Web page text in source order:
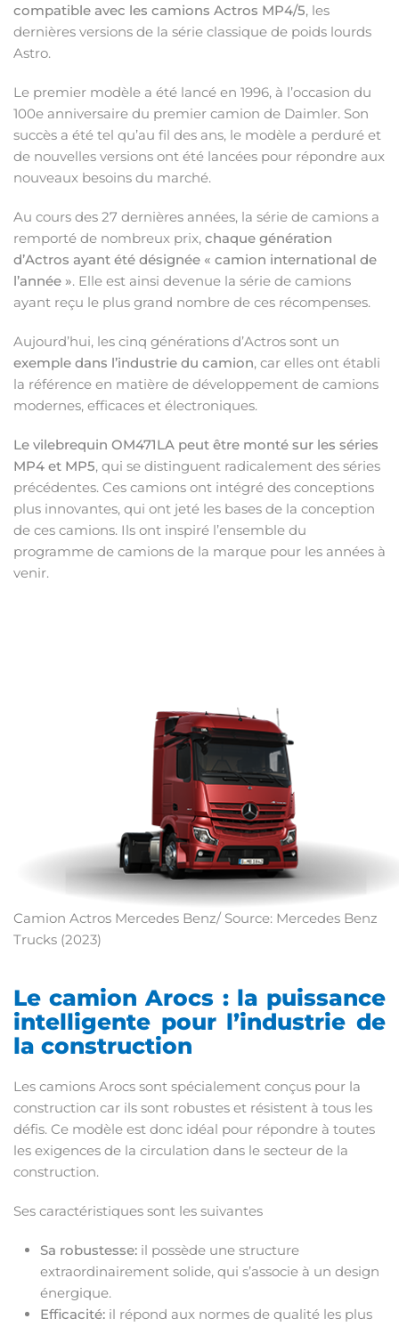
compatible avec les camions Actros MP4/5, les
dernières versions de la série classique de poids lourds
Astro.
Le premier modèle a été lancé en 1996, à l’occasion du
100e anniversaire du premier camion de Daimler. Son
succès a été tel qu’au fil des ans, le modèle a perduré et
de nouvelles versions ont été lancées pour répondre aux
nouveaux besoins du marché.
Au cours des 27 dernières années, la série de camions a
remporté de nombreux prix, chaque génération
d’Actros ayant été désignée « camion international de
l’année ». Elle est ainsi devenue la série de camions
ayant reçu le plus grand nombre de ces récompenses.
Aujourd’hui, les cinq générations d’Actros sont un
exemple dans l’industrie du camion, car elles ont établi
la référence en matière de développement de camions
modernes, efficaces et électroniques.
Le vilebrequin OM471LA peut être monté sur les séries
MP4 et MP5, qui se distinguent radicalement des séries
précédentes. Ces camions ont intégré des conceptions
plus innovantes, qui ont jeté les bases de la conception
de ces camions. Ils ont inspiré l’ensemble du
programme de camions de la marque pour les années à
venir.
Camion Actros Mercedes Benz/ Source: Mercedes Benz
Trucks (2023)
Le camion Arocs : la puissance
intelligente pour l’industrie de
la construction
Les camions Arocs sont spécialement conçus pour la
construction car ils sont robustes et résistent à tous les
défis. Ce modèle est donc idéal pour répondre à toutes
les exigences de la circulation dans le secteur de la
construction.
Ses caractéristiques sont les suivantes
Sa robustesse: il possède une structure
extraordinairement solide, qui s’associe à un design
énergique.
Efficacité: il répond aux normes de qualité les plus